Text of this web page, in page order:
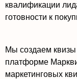
квалификации
готовности к
Мы создаем квизы
платформе
маркетинговых